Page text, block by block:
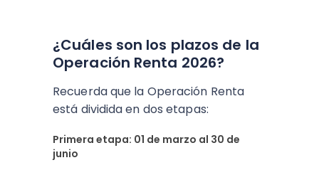
¿Cuáles son los plazos de la
Operación Renta 2026?
Recuerda que la Operación Renta
está dividida en dos etapas:
Primera etapa: 01 de marzo al 30 de
junio